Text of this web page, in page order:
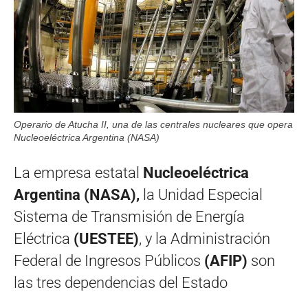
Operario de Atucha II, una de las centrales nucleares que opera
Nucleoeléctrica Argentina (NASA)
La empresa estatal Nucleoeléctrica
Argentina (NASA), la Unidad Especial
Sistema de Transmisión de Energía
Eléctrica (UESTEE), y la Administración
Federal de Ingresos Públicos (AFIP) son
las tres dependencias del Estado